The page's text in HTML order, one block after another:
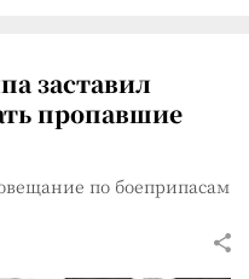
заставил
пропавшие
по боеприпасам